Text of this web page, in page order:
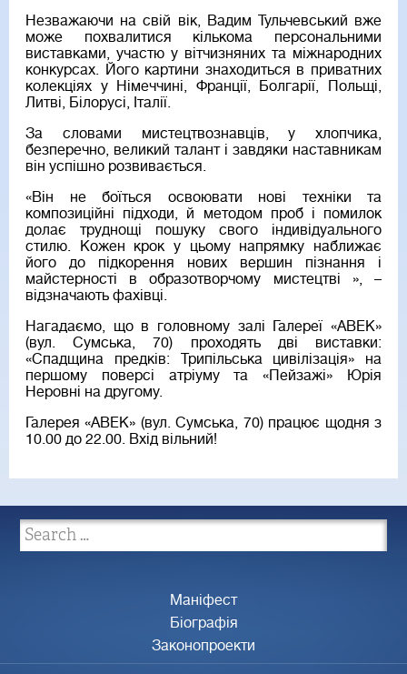
Незважаючи на свій вік, Вадим Тульчевський вже
може похвалитися кількома персональними
виставками, участю у вітчизняних та міжнародних
конкурсах. Його картини знаходиться в приватних
колекціях у Німеччині, Франції, Болгарії, Польщі,
Литві, Білорусі, Італії.
За словами мистецтвознавців, у хлопчика,
безперечно, великий талант і завдяки наставникам
він успішно розвивається.
«Він не боїться освоювати нові техніки та
композиційні підходи, й методом проб і помилок
долає труднощі пошуку свого індивідуального
стилю. Кожен крок у цьому напрямку наближає
його до підкорення нових вершин пізнання і
майстерності в образотворчому мистецтві », –
відзначають фахівці.
Нагадаємо, що в головному залі Галереї «АВЕК»
(вул. Сумська, 70) проходять дві виставки:
«Спадщина предків: Трипільська цивілізація» на
першому поверсі атріуму та «Пейзажі» Юрія
Неровні на другому.
Галерея «АВЕК» (вул. Сумська, 70) працює щодня з
10.00 до 22.00. Вхід вільний!
Маніфест
Біографія
Законопроекти